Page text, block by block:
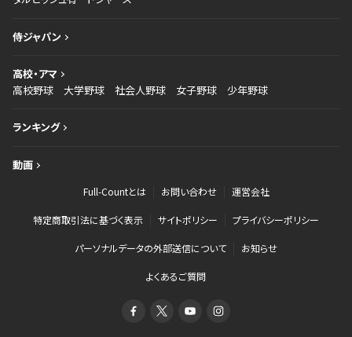
侍ジャパン
高校・アマ
高校野球
大学野球 社会人野球 女子野球 少年野球
ランキング
動画
Full-Countとは お問い合わせ 運営会社
特定商取引法に基づく表示 サイトポリシー プライバシーポリシー
パーソナルデータの外部送信について お知らせ
よくあるご質問